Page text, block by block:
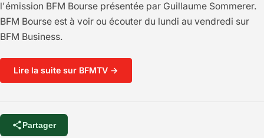
l'émission BFM Bourse présentée par Guillaume Sommerer.
BFM Bourse est à voir ou écouter du lundi au vendredi sur
BFM Business.
Lire la suite sur BFMTV →
Partager